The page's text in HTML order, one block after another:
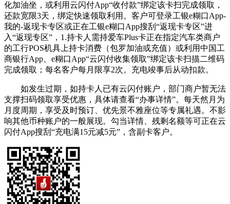
化加油坐，或利用云闪付App“收付款”绑定该卡扫完成领取，
还款宽限3天，绑定快速领取利用。客户可登录工银e糊口App-
我的-返现卡专区或正在工银e糊口App搜刮“返现卡专区”进
入“返现专区”，1.持卡人需持爱车Plus卡正在指定汽车类商户
的工行POS机具上持卡消费（包罗加油或充值）或利用中国工
商银行App、e糊口App“云闪付收集领取”绑定该卡扫描二维码
完成领取；每名客户每月限享2次。充电竣事后从动扣款。
如发生过期，如持卡人已有云闪付账户，部门商户暂无法
支撑扫码领取享受优惠，具体请查看“办事详情”。每天然月为
月度周期，享受及时预订、优先景不雅座位等专属礼遇。不影
响其他币种账户的一般展现。勾当详情、残剩名额等可正在云
闪付App搜刮“充电满15元减5元”，含副卡客户。